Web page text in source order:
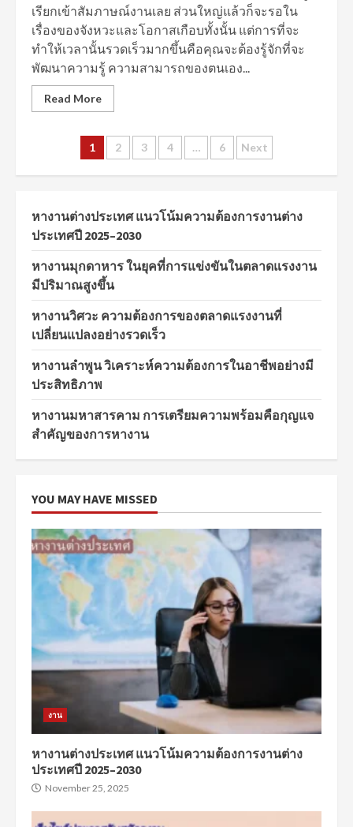
เรียกเข้าสัมภาษณ์งานเลย ส่วนใหญ่แล้วก็จะรอใน
เรื่องของจังหวะและโอกาสเกือบทั้งนั้น แต่การที่จะ
ทำให้เวลานั้นรวดเร็วมากขึ้นคือคุณจะต้องรู้จักที่จะ
พัฒนาความรู้ ความสามารถของตนเอง...
Read More
Posts
navigation
1 2 3 4 … 6 Next
หางานต่างประเทศ แนวโน้มความต้องการงานต่าง
ประเทศปี 2025–2030
หางานมุกดาหาร ในยุคที่การแข่งขันในตลาดแรงงาน
มีปริมาณสูงขึ้น
หางานวิศวะ ความต้องการของตลาดแรงงานที่
เปลี่ยนแปลงอย่างรวดเร็ว
หางานลำพูน วิเคราะห์ความต้องการในอาชีพอย่างมี
ประสิทธิภาพ
หางานมหาสารคาม การเตรียมความพร้อมคือกุญแจ
สำคัญของการหางาน
YOU MAY HAVE MISSED
งาน
หางานต่างประเทศ แนวโน้มความต้องการงานต่าง
ประเทศปี 2025–2030
November 25, 2025